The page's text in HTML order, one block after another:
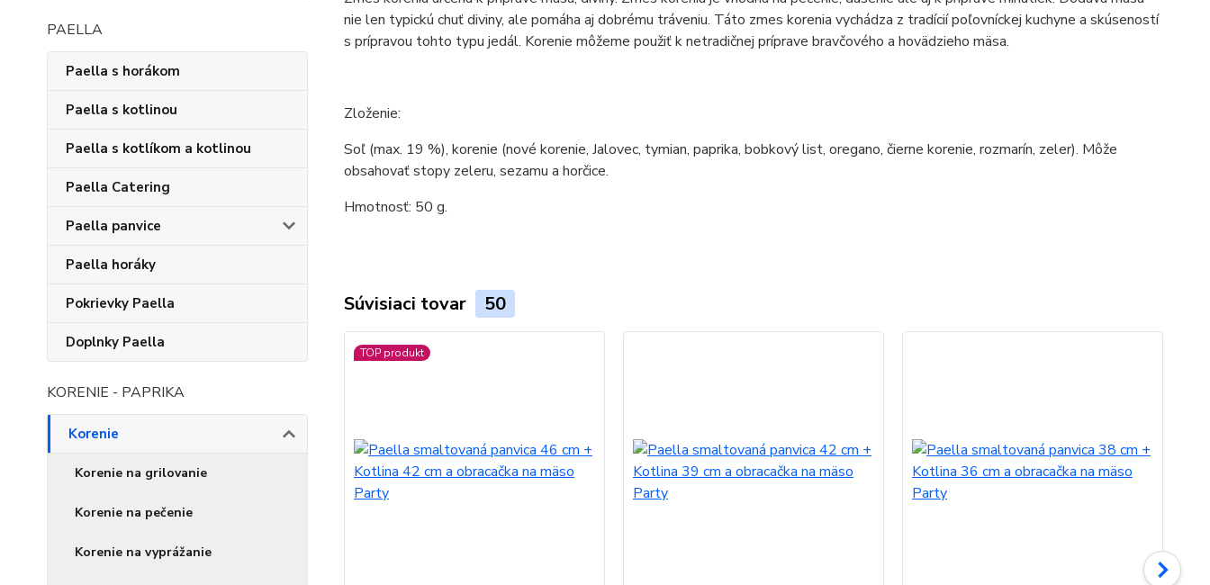
PAELLA
Paella s horákom
Paella s kotlinou
Paella s kotlíkom a kotlinou
Paella Catering
Paella panvice
Paella horáky
Pokrievky Paella
Doplnky Paella
KORENIE - PAPRIKA
Korenie
Korenie na grilovanie
Korenie na pečenie
Korenie na vyprážanie
nie len typickú chuť diviny, ale pomáha aj dobrému tráveniu. Táto zmes korenia vychádza z tradícií poľovníckej kuchyne a skúseností
s prípravou tohto typu jedál. Korenie môžeme použiť k netradičnej príprave bravčového a hovädzieho mäsa.
Zloženie:
Soľ (max. 19 %), korenie (nové korenie, Jalovec, tymian, paprika, bobkový list, oregano, čierne korenie, rozmarín, zeler). Môže
obsahovať stopy zeleru, sezamu a horčice.
Hmotnosť: 50 g.
Súvisiaci tovar 50
TOP produkt